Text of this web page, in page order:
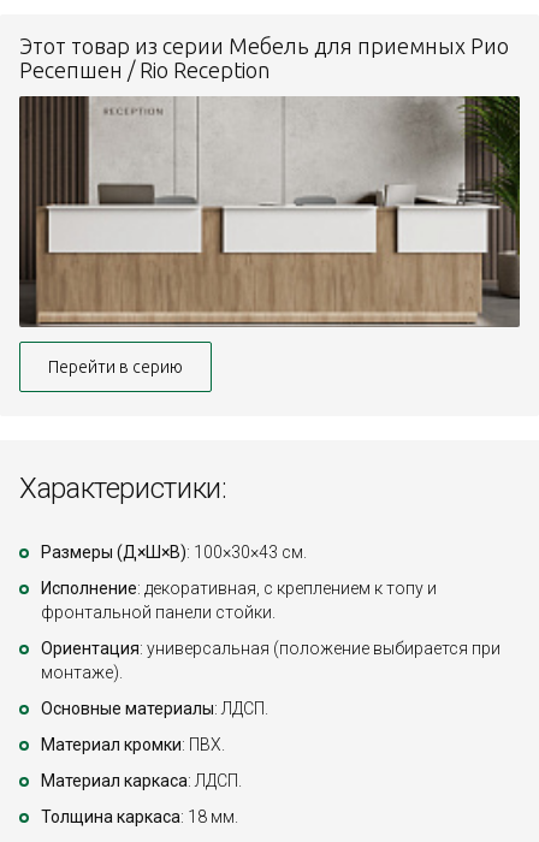
Этот товар из серии Мебель для приемных Рио
Ресепшен / Rio Reception
Перейти в серию
Характеристики:
Размеры (Д×Ш×В): 100×30×43 см.
Исполнение: декоративная, с креплением к топу и
фронтальной панели стойки.
Ориентация: универсальная (положение выбирается при
монтаже).
Основные материалы: ЛДСП.
Материал кромки: ПВХ.
Материал каркаса: ЛДСП.
Толщина каркаса: 18 мм.